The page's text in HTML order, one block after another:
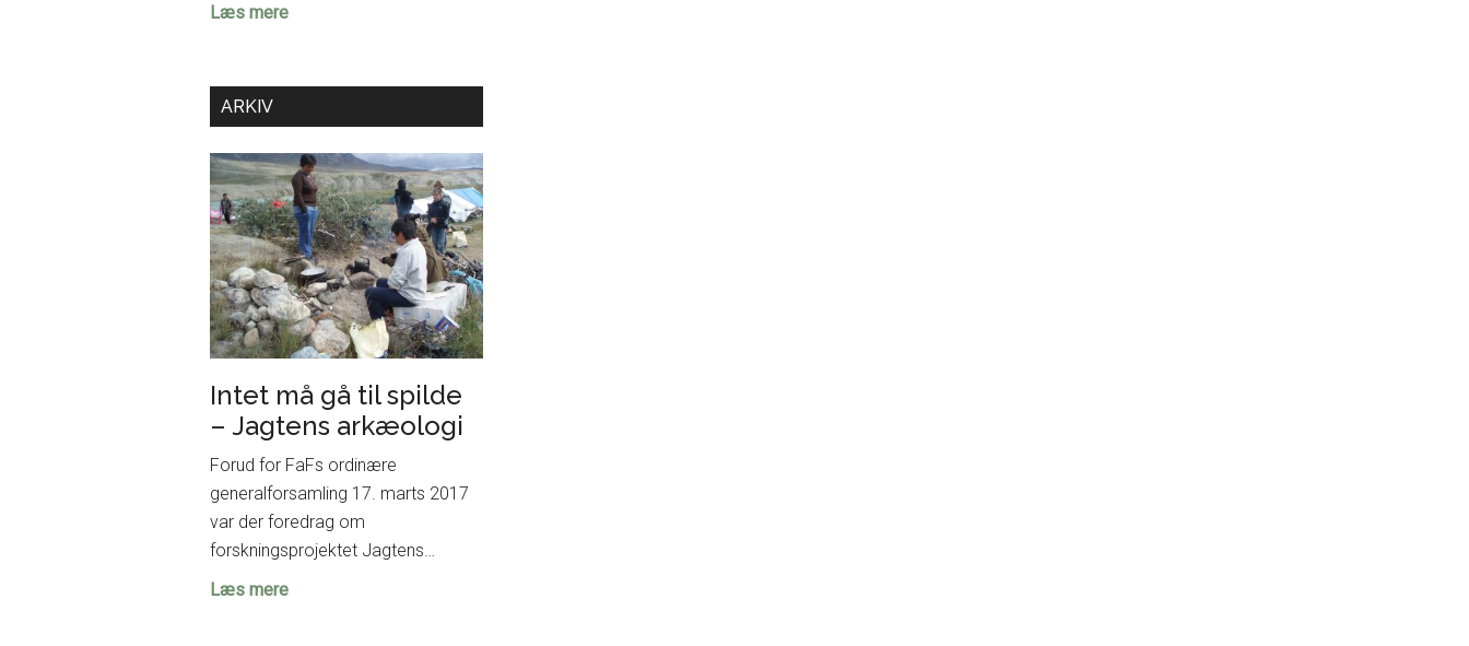
Læs mereEksklusiv
i
Kelter-
udstillingen
på
Moesgaard
ARKIV
Intet må gå til spilde
– Jagtens arkæologi
Forud for FaFs ordinære
generalforsamling 17. marts 2017
var der foredrag om
forskningsprojektet Jagtens…
Læs mereIntet